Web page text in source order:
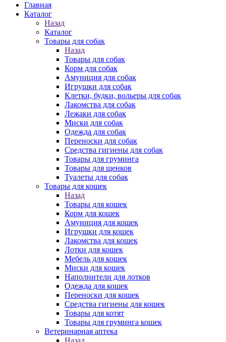
Главная
Каталог
Назад
Каталог
Товары для собак
Назад
Товары для собак
Корм для собак
Амуниция для собак
Игрушки для собак
Клетки, будки, вольеры для собак
Лакомства для собак
Лежаки для собак
Миски для собак
Одежда для собак
Переноски для собак
Средства гигиены для собак
Товары для груминга
Товары для щенков
Туалеты для собак
Товары для кошек
Назад
Товары для кошек
Корм для кошек
Амуниция для кошек
Игрушки для кошек
Лакомства для кошек
Лотки для кошек
Мебель для кошек
Миски для кошек
Наполнители для лотков
Одежда для кошек
Переноски для кошек
Средства гигиены для кошек
Товары для котят
Товары для груминга кошек
Ветеринарная аптека
Назад